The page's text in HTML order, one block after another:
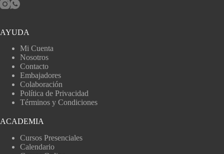
AYUDA
Mi Cuenta
Nosotros
Contacto
Embajadores
Colaboración
Política de Privacidad
Términos y Condiciones
ACADEMIA
Cursos Presenciales
Calendario